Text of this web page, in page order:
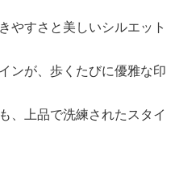
やすさと美しいシルエット
ンが、歩くたびに優雅な印
、上品で洗練されたスタイ